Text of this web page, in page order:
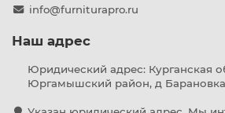
info@furniturapro.ru
Наш адрес
Юридический адрес: Курганская
Юргамышский район, д